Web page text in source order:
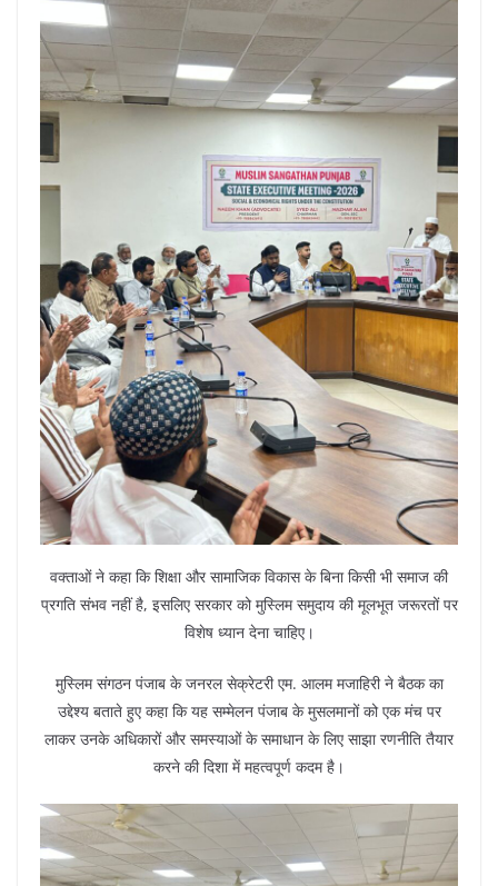
वक्ताओं ने कहा कि शिक्षा और सामाजिक विकास के बिना किसी भी समाज की
प्रगति संभव नहीं है, इसलिए सरकार को मुस्लिम समुदाय की मूलभूत जरूरतों पर
विशेष ध्यान देना चाहिए।
मुस्लिम संगठन पंजाब के जनरल सेक्रेटरी एम. आलम मजाहिरी ने बैठक का
उद्देश्य बताते हुए कहा कि यह सम्मेलन पंजाब के मुसलमानों को एक मंच पर
लाकर उनके अधिकारों और समस्याओं के समाधान के लिए साझा रणनीति तैयार
करने की दिशा में महत्वपूर्ण कदम है।